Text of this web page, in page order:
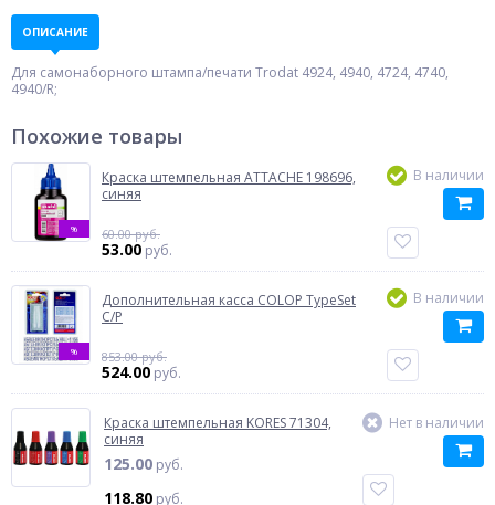
ОПИСАНИЕ
Для самонаборного штампа/печати Trodat 4924, 4940, 4724, 4740,
4940/R;
Похожие товары
%
Краска штемпельная ATTACHE 198696,
синяя
60.00 руб.
53.00 руб.
В наличии
%
Дополнительная касса COLOP TypeSet
C/P
853.00 руб.
524.00 руб.
В наличии
Краска штемпельная KORES 71304,
синяя
125.00 руб.
118.80 руб.
Нет в наличии